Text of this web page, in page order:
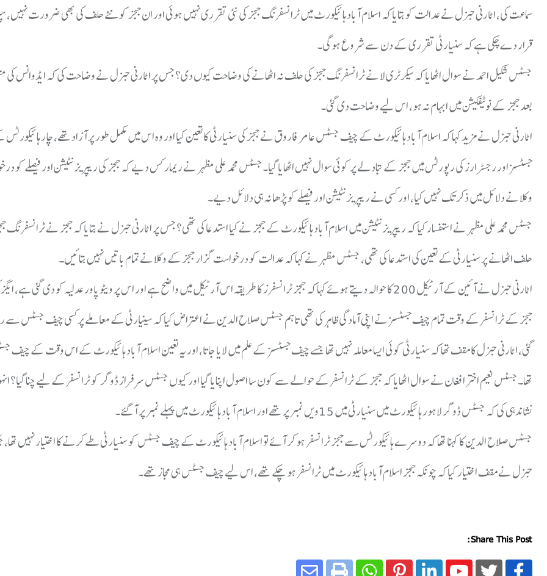
سماعت کی، اٹارنی جنرل نے عدالت کو بتایا کہ اسلام آباد ہائیکورٹ میں ٹرانسفرنگ ججز کی نئی تقرری نہیں ہوئی اور ان ججز کو نئے حلف کی بھی ضرورت
قرار دے چکی ہے کہ سنیارٹی تقرری کے دن سے شروع ہوگی۔
جسٹس شکیل احمد نے سوال اٹھایا کہ سیکرٹری لا نے ٹرانسفرنگ ججز کی حلف نہ اٹھانے کی وضاحت کیوں دی؟ جس پر اٹارنی جنرل نے وضاحت کی کہ ایڈوانس
بعد ججز کے نوٹیفکیشن میں ابہام نہ ہو، اس لیے وضاحت دی گئی۔
اٹارنی جنرل نے مزید کہا کہ اسلام آباد ہائیکورٹ کے چیف جسٹس عامر فاروق نے ججز کی سنیارٹی کا تعین کیا اور وہ اس میں مکمل طور پر آزاد تھے، چار
جسٹسز اور رجسٹرارز کی رپورٹس میں ججز کے تبادلے پر کوئی سوال نہیں اٹھایا گیا۔جسٹس محمد علی مظہر نے ریمارکس دیے کہ ججز کی ریپریزنٹیشن اور فیصلے کو
وکلا نے دلائل میں ذکر تک نہیں کیا، اور کسی نے ریپریزنٹیشن اور فیصلے کو پڑھا نہ ہی دلائل دیے۔
جسٹس محمد علی مظہر نے استفسار کیا کہ ریپریزنٹیشن میں اسلام آباد ہائیکورٹ کے ججز نے کیا استدعا کی تھی؟ جس پر اٹارنی جنرل نے بتایا کہ ججز نے ٹرانسفرنگ
حلف اٹھانے پر سنیارٹی کے تعین کی استدعا کی تھی، جسٹس مظہر نے کہا کہ عدالت کو درخواست گزار ججز کے وکلا نے تمام باتیں نہیں بتائیں۔
اٹارنی جنرل نے آئین کے آرٹیکل 200 کا حوالہ دیتے ہوئے کہا کہ ججز ٹرانسفرز کا طریقہ اس آرٹیکل میں واضح ہے اور اس پر ویٹو پاور عدلیہ کو دی گئی ہے،
ججز کے ٹرانسفر کے وقت تمام چیف جسٹسز نے اپنی آمادگی ظاہر کی تھی تاہم جسٹس صلاح الدین نے اعتراض کیا کہ سینیارٹی کے معاملے پر کسی چیف جسٹس سے
گئی، اٹارنی جنرل کا مقف تھا کہ سنیارٹی کوئی ایسا معاملہ نہیں تھا جسے چیف جسٹسز کے علم میں لایا جاتا، اور یہ تعین اسلام آباد ہائیکورٹ کے اس وقت کے چیف
تھا۔جسٹس نعیم اختر افغان نے سوال اٹھایا کہ ججز کے ٹرانسفر کے حوالے سے کون سا اصول اپنایا گیا اور کیوں جسٹس سرفراز ڈوگر کو ٹرانسفر کے لیے چنا گیا؟
نشاندہی کی کہ جسٹس ڈوگر لاہور ہائیکورٹ میں سنیارٹی میں 15ویں نمبر پر تھے اور اسلام آباد ہائیکورٹ میں پہلے نمبر پر آ گئے۔
جسٹس صلاح الدین کا کہنا تھا کہ دوسرے ہائیکورٹس سے ججز ٹرانسفر ہو کر آئے تو اسلام آباد ہائیکورٹ کے چیف جسٹس کو سنیارٹی طے کرنے کا اختیار نہیں تھا،
جنرل نے مقف اختیار کیا کہ چونکہ ججز اسلام آباد ہائیکورٹ میں ٹرانسفر ہو چکے تھے، اس لیے چیف جسٹس ہی مجاز تھے۔
Share This Post: